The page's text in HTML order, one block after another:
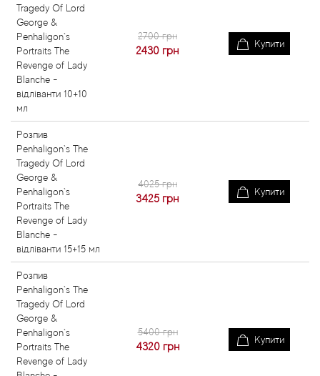
Tragedy Of Lord
George &
Penhaligon`s
Portraits The
Revenge of Lady
Blanche -
відліванти 10+10
мл
2700 грн
2430 грн
Купити
Розпив
Penhaligon`s The
Tragedy Of Lord
George &
Penhaligon`s
Portraits The
Revenge of Lady
Blanche -
відліванти 15+15 мл
4025 грн
3425 грн
Купити
Розпив
Penhaligon`s The
Tragedy Of Lord
George &
Penhaligon`s
Portraits The
Revenge of Lady
5400 грн
4320 грн
Купити